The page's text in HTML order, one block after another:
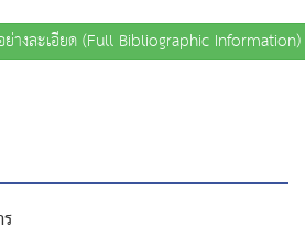
างละเอียด (Full Bibliographic Information)